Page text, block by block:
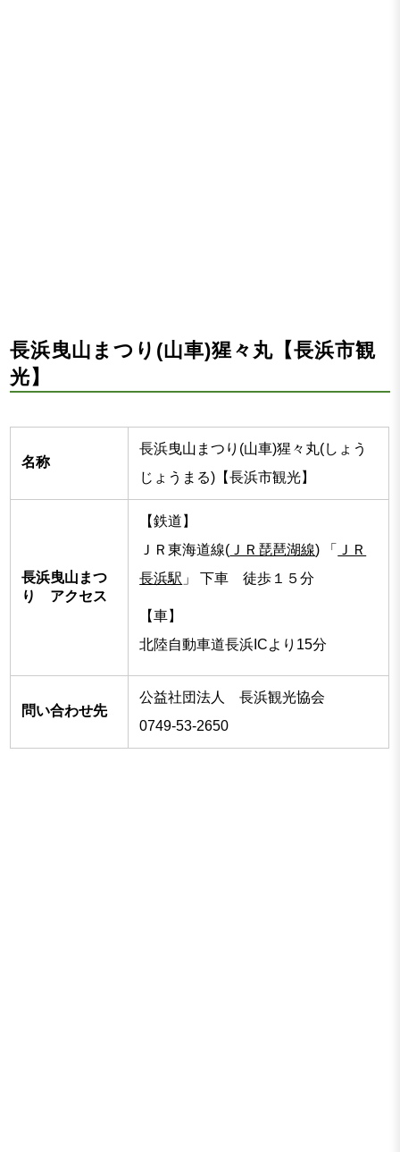
長浜曳山まつり(山車)猩々丸【長浜市観
光】
名称
長浜曳山まつり(山車)猩々丸(しょう
じょうまる)【長浜市観光】
長浜曳山まつ
り アクセス
【鉄道】
ＪＲ東海道線( ＪＲ琵琶湖線) 「
ＪＲ
長浜駅 」 下車 徒歩１５分
【車】
北陸自動車道長浜ICより15分
問い合わせ先
公益社団法人 長浜観光協会
0749-53-2650